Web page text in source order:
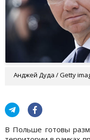
Анджей Дуда / Getty
В Польше готовы